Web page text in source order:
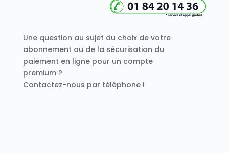
Une question au sujet du choix de votre
abonnement ou de la sécurisation du
paiement en ligne pour un compte
premium ?
Contactez-nous par téléphone !